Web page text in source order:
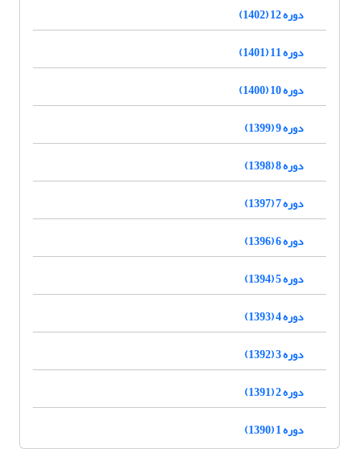
دوره 12 (1402)
دوره 11 (1401)
دوره 10 (1400)
دوره 9 (1399)
دوره 8 (1398)
دوره 7 (1397)
دوره 6 (1396)
دوره 5 (1394)
دوره 4 (1393)
دوره 3 (1392)
دوره 2 (1391)
دوره 1 (1390)